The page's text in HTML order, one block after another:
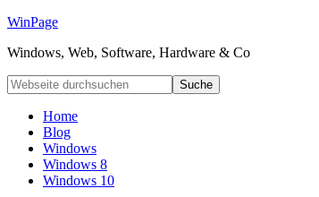
WinPage
Windows, Web, Software, Hardware & Co
Home
Blog
Windows
Windows 8
Windows 10